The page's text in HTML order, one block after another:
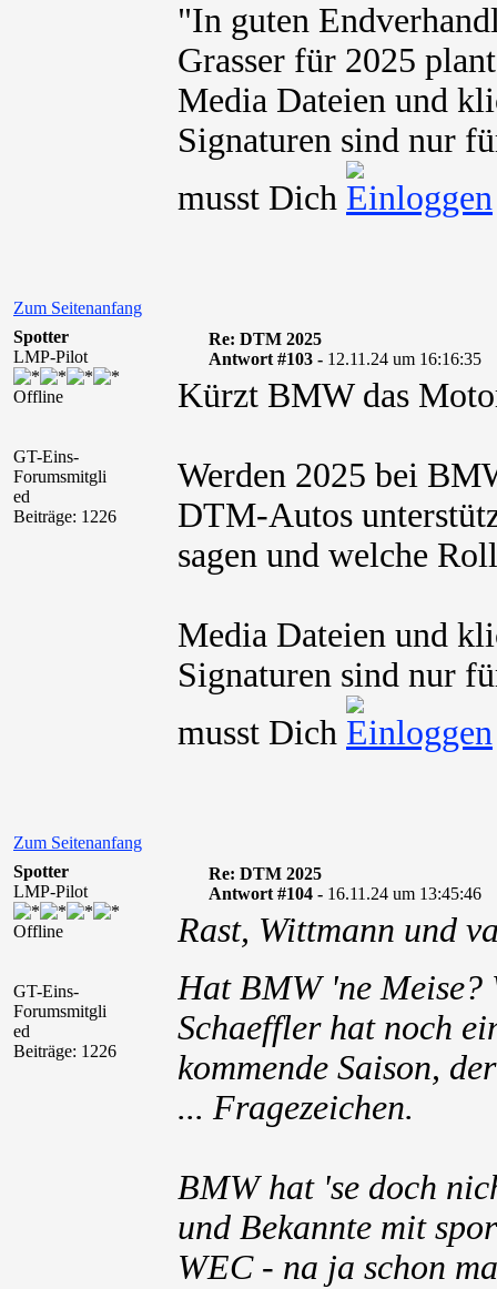
"In guten
Grasser für 2025 plant
Media Dateien und
Signaturen sind nur
musst Dich
Zum Seitenanfang
Spotter
LMP-Pilot
Offline
GT-Eins-
Forumsmitgli
ed
Beiträge: 1226
Re: DTM 2025
Antwort #103 - 12.11.24 um 16:16:35
Kürzt BMW das
Werden 2025 bei
DTM-Autos
sagen und welche
Media Dateien und
Signaturen sind nur
musst Dich
Zum Seitenanfang
Spotter
LMP-Pilot
Offline
GT-Eins-
Forumsmitgli
ed
Beiträge: 1226
Re: DTM 2025
Antwort #104 - 16.11.24 um 13:45:46
Rast, Wittmann und
Hat BMW 'ne
Schaeffler hat noch
kommende Saison,
... Fragezeichen.
BMW hat 'se doch
und Bekannte mit
WEC - na ja schon